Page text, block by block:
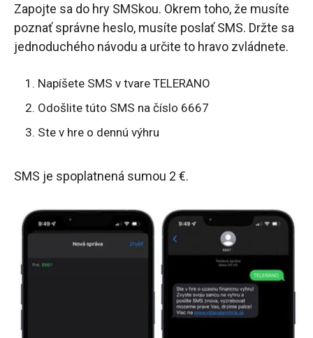
Zapojte sa do hry SMSkou. Okrem toho, že musíte
poznať správne heslo, musíte poslať SMS. Držte sa
jednoduchého návodu a určite to hravo zvládnete.
Napíšete SMS v tvare TELERANO
Odošlite túto SMS na číslo 6667
Ste v hre o dennú výhru
SMS je spoplatnená sumou 2 €.